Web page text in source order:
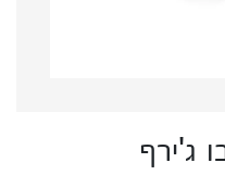
ג'ירף